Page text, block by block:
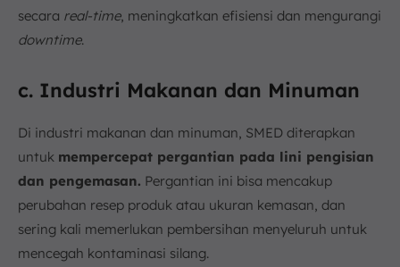
secara real-time, meningkatkan efisiensi dan mengurangi
downtime.
c. Industri Makanan dan Minuman
Di industri makanan dan minuman, SMED diterapkan
untuk mempercepat pergantian pada lini pengisian
dan pengemasan. Pergantian ini bisa mencakup
perubahan resep produk atau ukuran kemasan, dan
sering kali memerlukan pembersihan menyeluruh untuk
mencegah kontaminasi silang.